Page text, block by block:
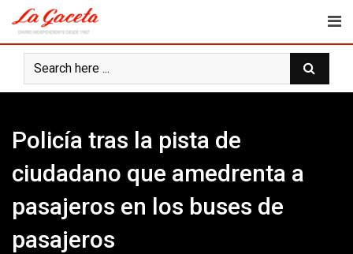
content
Policía tras la pista de
ciudadano que amedrenta a
pasajeros en los buses de
pasajeros